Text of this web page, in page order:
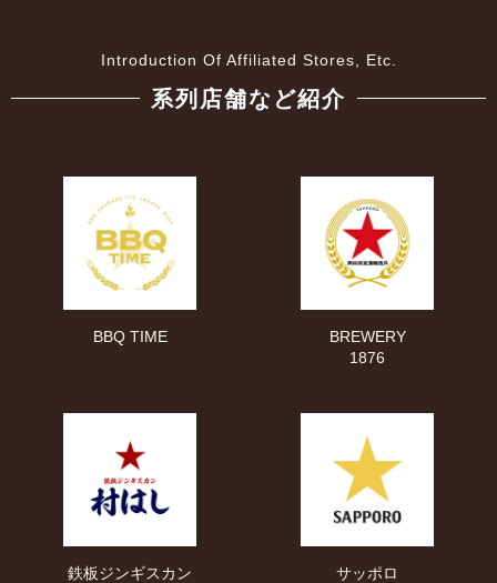
Introduction Of Affiliated Stores, Etc.
系列店舗など紹介
BBQ TIME
BREWERY
1876
鉄板ジンギスカン
サッポロ